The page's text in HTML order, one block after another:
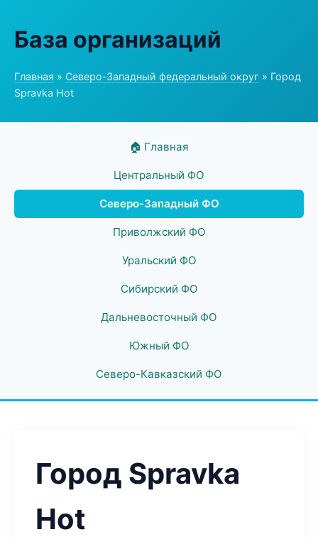
База организаций
Главная » Северо-Западный федеральный округ » Город
Spravka Hot
🏠 Главная
Центральный ФО
Северо-Западный ФО
Приволжский ФО
Уральский ФО
Сибирский ФО
Дальневосточный ФО
Южный ФО
Северо-Кавказский ФО
Город Spravka
Hot